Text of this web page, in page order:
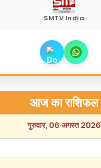
SMTV India
आज का राशिफल
गुरुवार, 06 अगस्त 2026